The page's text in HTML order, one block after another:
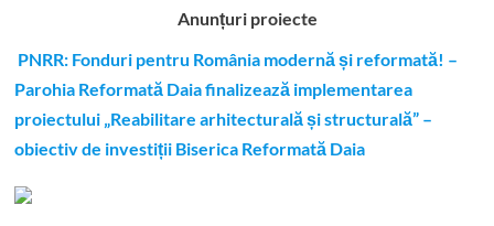
Anunțuri proiecte
PNRR: Fonduri pentru România modernă și reformată! –
Parohia Reformată Daia finalizează implementarea
proiectului „Reabilitare arhitecturală și structurală” –
obiectiv de investiții Biserica Reformată Daia